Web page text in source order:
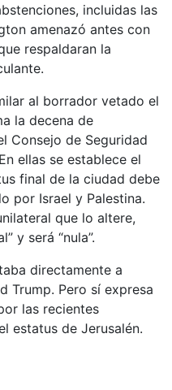
incluidas las
amenazó antes con
respaldaran la
al borrador vetado el
la decena de
Consejo de Seguridad
ellas se establece el
final de la ciudad debe
por Israel y Palestina.
que lo altere,
y será “nula”.
directamente a
Trump. Pero sí expresa
las recientes
estatus de Jerusalén.